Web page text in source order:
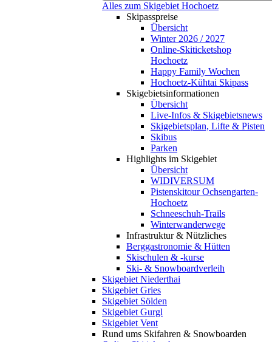
Alles zum Skigebiet Hochoetz
Skipasspreise
Übersicht
Winter 2026 / 2027
Online-Skiticketshop
Hochoetz
Happy Family Wochen
Hochoetz-Kühtai Skipass
Skigebietsinformationen
Übersicht
Live-Infos & Skigebietsnews
Skigebietsplan, Lifte & Pisten
Skibus
Parken
Highlights im Skigebiet
Übersicht
WIDIVERSUM
Pistenskitour Ochsengarten-
Hochoetz
Schneeschuh-Trails
Winterwanderwege
Infrastruktur & Nützliches
Berggastronomie & Hütten
Skischulen & -kurse
Ski- & Snowboardverleih
Skigebiet Niederthai
Skigebiet Gries
Skigebiet Sölden
Skigebiet Gurgl
Skigebiet Vent
Rund ums Skifahren & Snowboarden